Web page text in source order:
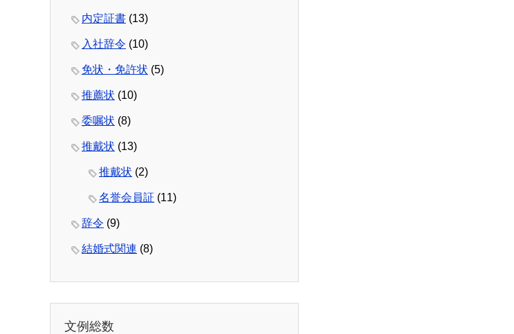
内定証書 (13)
入社辞令 (10)
免状・免許状 (5)
推薦状 (10)
委嘱状 (8)
推戴状 (13)
推戴状 (2)
名誉会員証 (11)
辞令 (9)
結婚式関連 (8)
文例総数